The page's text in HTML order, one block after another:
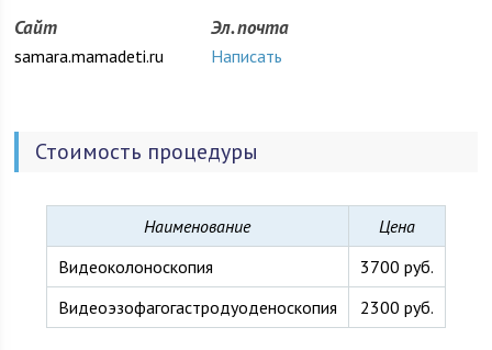
Сайт
samara.mamadeti.ru
Эл. почта
Написать
Стоимость процедуры
Наименование
Цена
Видеоколоноскопия
3700 руб.
Видеоэзофагогастродуоденоскопия
2300 руб.